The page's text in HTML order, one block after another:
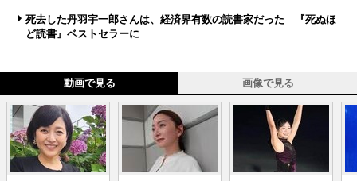
死去した丹羽宇一郎さんは、経済界有数の読書家だった 『死ぬほ
ど読書』ベストセラーに
動画で見る 画像で見る